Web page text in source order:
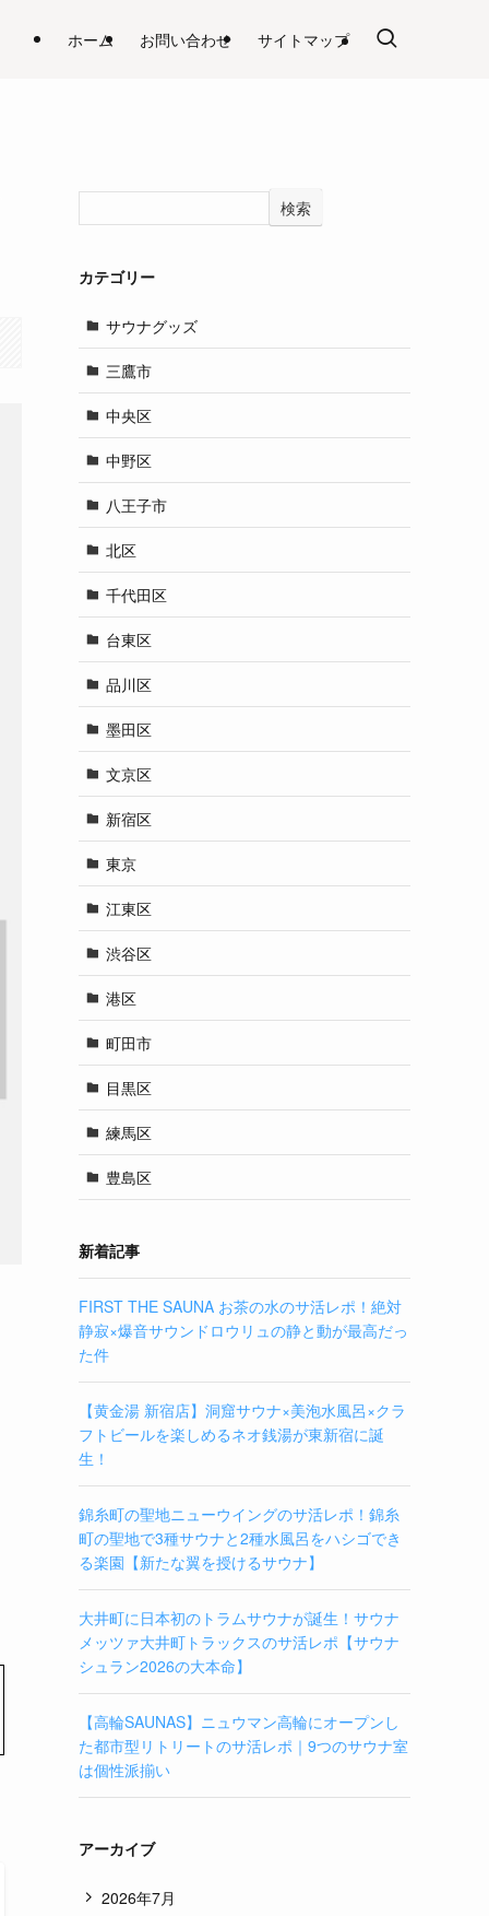
ホーム お問い合わせ サイトマップ
検索
カテゴリー
サウナグッズ
三鷹市
中央区
中野区
八王子市
北区
千代田区
台東区
品川区
墨田区
文京区
新宿区
東京
江東区
渋谷区
港区
町田市
目黒区
練馬区
豊島区
新着記事
FIRST THE SAUNA お茶の水のサ活レポ！絶対
静寂×爆音サウンドロウリュの静と動が最高だっ
た件
【黄金湯 新宿店】洞窟サウナ×美泡水風呂×クラ
フトビールを楽しめるネオ銭湯が東新宿に誕
生！
錦糸町の聖地ニューウイングのサ活レポ！錦糸
町の聖地で3種サウナと2種水風呂をハシゴでき
る楽園【新たな翼を授けるサウナ】
大井町に日本初のトラムサウナが誕生！サウナ
メッツァ大井町トラックスのサ活レポ【サウナ
シュラン2026の大本命】
【高輪SAUNAS】ニュウマン高輪にオープンし
た都市型リトリートのサ活レポ｜9つのサウナ室
は個性派揃い
アーカイブ
2026年7月